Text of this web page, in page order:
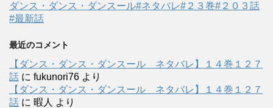
ダンス・ダンス・ダンスール#ネタバレ#２３巻#２０３話
#最新話
最近のコメント
【ダンス・ダンス・ダンスール ネタバレ】１４巻１２７
話 に fukunori76 より
【ダンス・ダンス・ダンスール ネタバレ】１４巻１２７
話 に 暇人 より